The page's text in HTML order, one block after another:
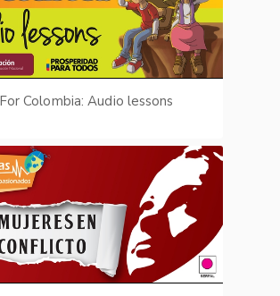
Colombia: Audio lessons